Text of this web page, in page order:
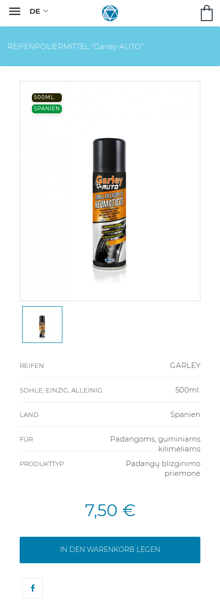

REIFENPOLIERMITTEL "Garley AUTO"
500ML.
SPANIEN
REIFEN GARLEY
SOHLE, EINZIG, ALLEINIG 500ml.
LAND Spanien
FÜR
Padangoms, guminiams
kilimėliams
PRODUKTTYP
Padangų blizginimo
priemonė
7,50 €
IN DEN WARENKORB LEGEN